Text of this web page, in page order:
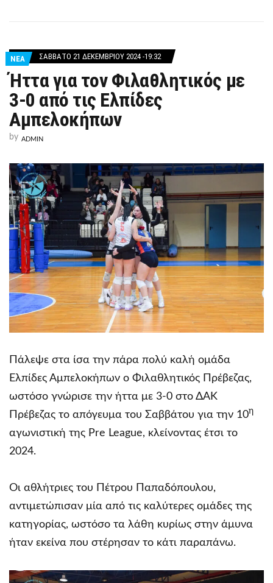
ΝΕΑ ΣΆΒΒΑΤΟ 21 ΔΕΚΕΜΒΡΊΟΥ 2024 -19:32
Ήττα για τον Φιλαθλητικός με
3-0 από τις Ελπίδες
Αμπελοκήπων
by ADMIN
Πάλεψε στα ίσα την πάρα πολύ καλή ομάδα
Ελπίδες Αμπελοκήπων ο Φιλαθλητικός Πρέβεζας,
ωστόσο γνώρισε την ήττα με 3-0 στο ΔΑΚ
Πρέβεζας το απόγευμα του Σαββάτου για την 10η
αγωνιστική της Pre League, κλείνοντας έτσι το
2024.
Οι αθλήτριες του Πέτρου Παπαδόπουλου,
αντιμετώπισαν μία από τις καλύτερες ομάδες της
κατηγορίας, ωστόσο τα λάθη κυρίως στην άμυνα
ήταν εκείνα που στέρησαν το κάτι παραπάνω.